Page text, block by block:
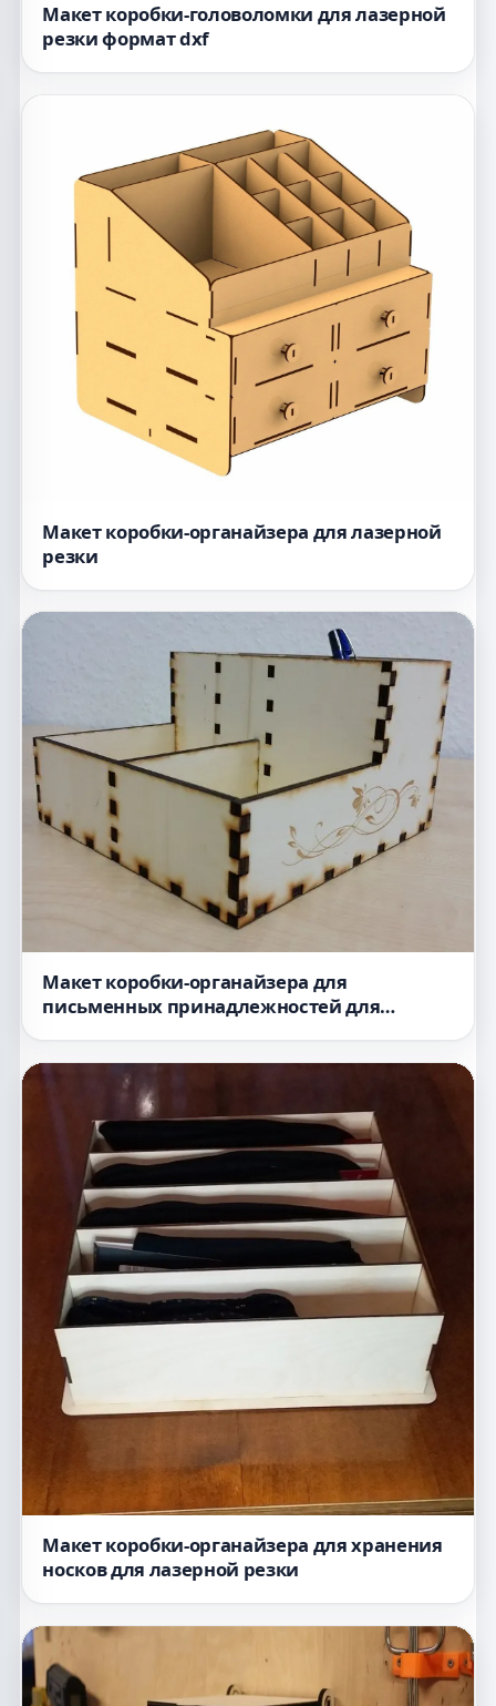
Макет коробки-головоломки для лазерной
резки формат dxf
Макет коробки-органайзера для лазерной
резки
Макет коробки-органайзера для
письменных принадлежностей для
Макет коробки-органайзера для хранения
носков для лазерной резки